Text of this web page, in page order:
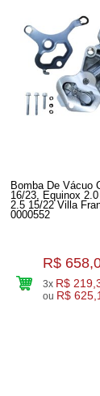
Bomba De Vácuo
16/23, Equinox
2.5 15/22 Villa Franca Vlbv-
0000552
R$
3x R$
ou R$